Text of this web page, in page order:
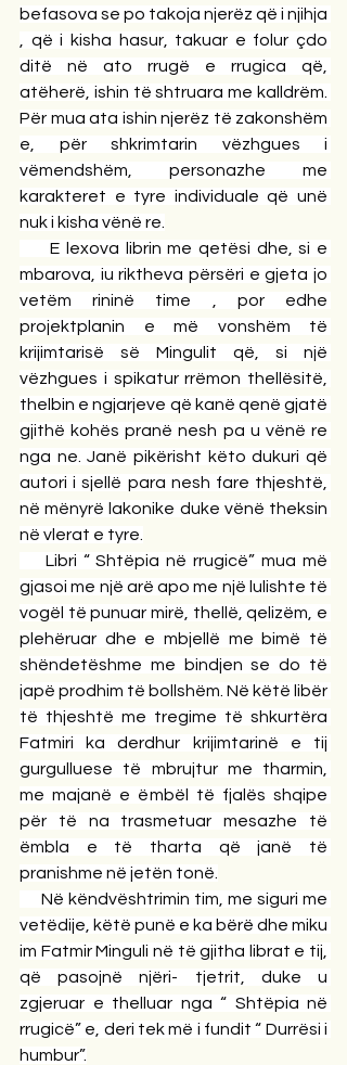
befasova se po takoja njerëz që i njihja
, që i kisha hasur, takuar e folur çdo
ditë në ato rrugë e rrugica që,
atëherë, ishin të shtruara me kalldrëm.
Për mua ata ishin njerëz të zakonshëm
e, për shkrimtarin vëzhgues i
vëmendshëm, personazhe me
karakteret e tyre individuale që unë
nuk i kisha vënë re.
E lexova librin me qetësi dhe, si e
mbarova, iu riktheva përsëri e gjeta jo
vetëm rininë time , por edhe
projektplanin e më vonshëm të
krijimtarisë së Mingulit që, si një
vëzhgues i spikatur rrëmon thellësitë,
thelbin e ngjarjeve që kanë qenë gjatë
gjithë kohës pranë nesh pa u vënë re
nga ne. Janë pikërisht këto dukuri që
autori i sjellë para nesh fare thjeshtë,
në mënyrë lakonike duke vënë theksin
në vlerat e tyre.
Libri “ Shtëpia në rrugicë” mua më
gjasoi me një arë apo me një lulishte të
vogël të punuar mirë, thellë, qelizëm, e
plehëruar dhe e mbjellë me bimë të
shëndetëshme me bindjen se do të
japë prodhim të bollshëm. Në këtë libër
të thjeshtë me tregime të shkurtëra
Fatmiri ka derdhur krijimtarinë e tij
gurgulluese të mbrujtur me tharmin,
me majanë e ëmbël të fjalës shqipe
për të na trasmetuar mesazhe të
ëmbla e të tharta që janë të
pranishme në jetën tonë.
Në këndvështrimin tim, me siguri me
vetëdije, këtë punë e ka bërë dhe miku
im Fatmir Minguli në të gjitha librat e tij,
që pasojnë njëri- tjetrit, duke u
zgjeruar e thelluar nga “ Shtëpia në
rrugicë” e, deri tek më i fundit “ Durrësi i
humbur”.